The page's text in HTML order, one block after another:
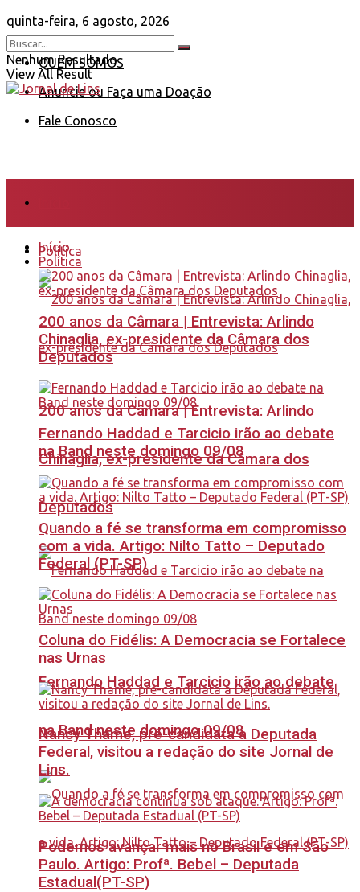
quinta-feira, 6 agosto, 2026
QUEM SOMOS
Anuncie ou Faça uma Doação
Fale Conosco
Nenhum Resultado
View All Result
Política
200 anos da Câmara | Entrevista: Arlindo
Chinaglia, ex-presidente da Câmara dos
Deputados
Fernando Haddad e Tarcicio irão ao debate
na Band neste domingo 09/08
Início
Política
200 anos da Câmara | Entrevista: Arlindo
Chinaglia, ex-presidente da Câmara dos
Deputados
Fernando Haddad e Tarcicio irão ao debate
na Band neste domingo 09/08
Quando a fé se transforma em compromisso
com a vida. Artigo: Nilto Tatto – Deputado
Federal (PT-SP)
Coluna do Fidélis: A Democracia se Fortalece
nas Urnas
Nancy Thame, pré-candidata a Deputada
Federal, visitou a redação do site Jornal de
Lins.
Podemos avançar mais no Brasil e em São
Paulo. Artigo: Profª. Bebel – Deputada
Estadual(PT-SP)